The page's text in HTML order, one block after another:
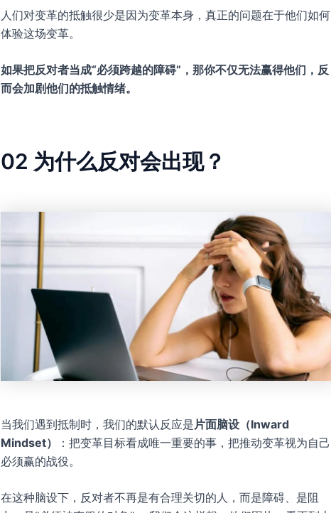
人们对变革的抵触很少是因为变革本身，真正的问题在于他们如何
体验这场变革。
如果把反对者当成“必须跨越的障碍”，那你不仅无法赢得他们，反
而会加剧他们的抵触情绪。
02 为什么反对会出现？
当我们遇到抵制时，我们的默认反应是 片面脑设（Inward
Mindset）
：把变革目标看成唯一重要的事，把推动变革视为自己
必须赢的战役。
在这种脑设下，反对者不再是有合理关切的人，而是障碍、是阻